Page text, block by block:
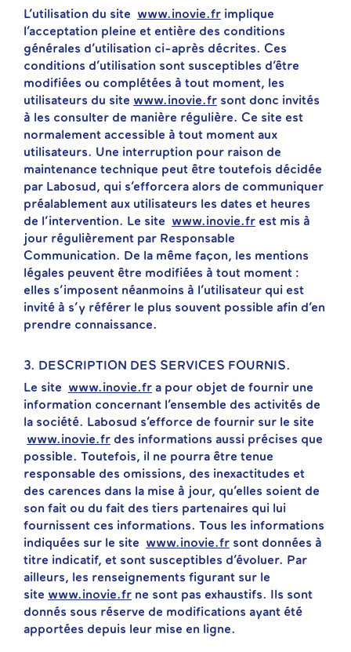
L’utilisation du site www.inovie.fr implique
l’acceptation pleine et entière des conditions
générales d’utilisation ci-après décrites. Ces
conditions d’utilisation sont susceptibles d’être
modifiées ou complétées à tout moment, les
utilisateurs du site www.inovie.fr sont donc invités
à les consulter de manière régulière. Ce site est
normalement accessible à tout moment aux
utilisateurs. Une interruption pour raison de
maintenance technique peut être toutefois décidée
par Labosud, qui s’efforcera alors de communiquer
préalablement aux utilisateurs les dates et heures
de l’intervention. Le site www.inovie.fr est mis à
jour régulièrement par Responsable
Communication. De la même façon, les mentions
légales peuvent être modifiées à tout moment :
elles s’imposent néanmoins à l’utilisateur qui est
invité à s’y référer le plus souvent possible afin d’en
prendre connaissance.
3. DESCRIPTION DES SERVICES FOURNIS.
Le site www.inovie.fr a pour objet de fournir une
information concernant l’ensemble des activités de
la société. Labosud s’efforce de fournir sur le site
www.inovie.fr des informations aussi précises que
possible. Toutefois, il ne pourra être tenue
responsable des omissions, des inexactitudes et
des carences dans la mise à jour, qu’elles soient de
son fait ou du fait des tiers partenaires qui lui
fournissent ces informations. Tous les informations
indiquées sur le site www.inovie.fr sont données à
titre indicatif, et sont susceptibles d’évoluer. Par
ailleurs, les renseignements figurant sur le
site www.inovie.fr ne sont pas exhaustifs. Ils sont
donnés sous réserve de modifications ayant été
apportées depuis leur mise en ligne.